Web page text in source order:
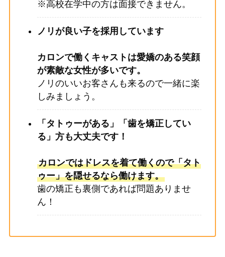
※高校在学中の方は面接できません。
ノリが良い子を採用しています
カロンで働くキャストは愛嬌のある笑顔
が素敵な女性が多いです。
ノリのいいお客さんも来るので一緒に楽
しみましょう。
「タトゥーがある」「歯を矯正してい
る」方も大丈夫です！
カロンではドレスを着て働くので「タト
ゥー」を隠せるなら働けます。
歯の矯正も裏側であれば問題ありませ
ん！